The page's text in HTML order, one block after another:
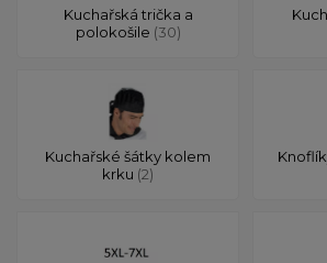
Kuchařská trička a
polokošile (30)
Kuchařské šátky kolem
krku (2)